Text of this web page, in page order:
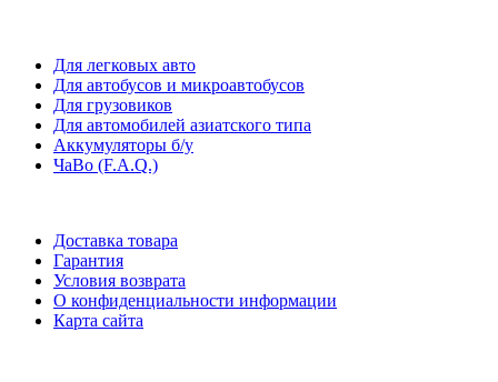
Для легковых авто
Для автобусов и микроавтобусов
Для грузовиков
Для автомобилей азиатского типа
Аккумуляторы б/у
ЧаВо (F.A.Q.)
Доставка товара
Гарантия
Условия возврата
О конфиденциальности информации
Карта сайта